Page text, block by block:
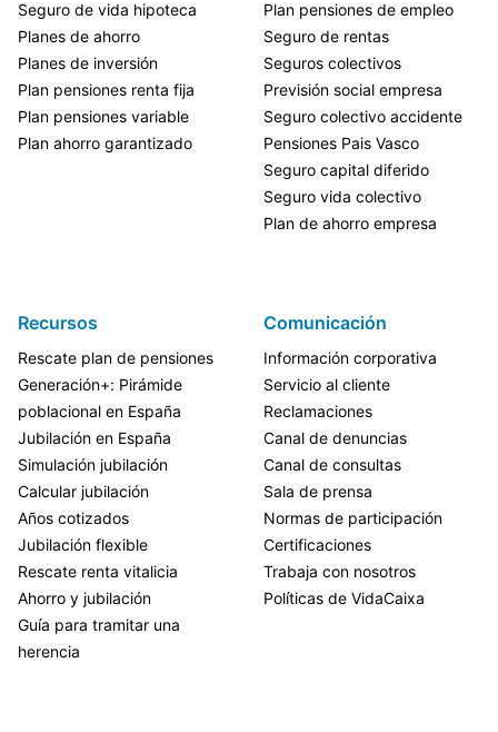
Seguro de vida hipoteca
Planes de ahorro
Planes de inversión
Plan pensiones renta fija
Plan pensiones variable
Plan ahorro garantizado
Plan pensiones de empleo
Seguro de rentas
Seguros colectivos
Previsión social empresa
Seguro colectivo accidente
Pensiones Pais Vasco
Seguro capital diferido
Seguro vida colectivo
Plan de ahorro empresa
Recursos
Rescate plan de pensiones
Generación+: Pirámide
poblacional en España
Jubilación en España
Simulación jubilación
Calcular jubilación
Años cotizados
Jubilación flexible
Rescate renta vitalicia
Ahorro y jubilación
Guía para tramitar una
herencia
Comunicación
Información corporativa
Servicio al cliente
Reclamaciones
Canal de denuncias
Canal de consultas
Sala de prensa
Normas de participación
Certificaciones
Trabaja con nosotros
Políticas de VidaCaixa